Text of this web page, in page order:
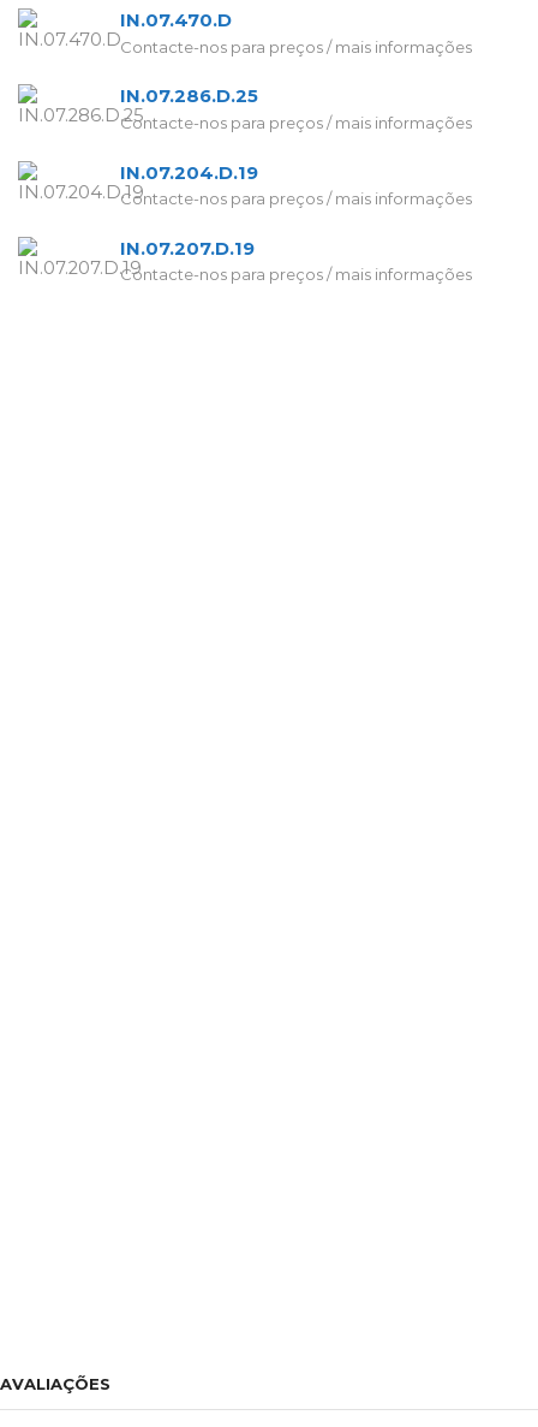
IN.07.470.D
Contacte-nos para preços / mais informações
IN.07.286.D.25
Contacte-nos para preços / mais informações
IN.07.204.D.19
Contacte-nos para preços / mais informações
IN.07.207.D.19
Contacte-nos para preços / mais informações
AVALIAÇÕES